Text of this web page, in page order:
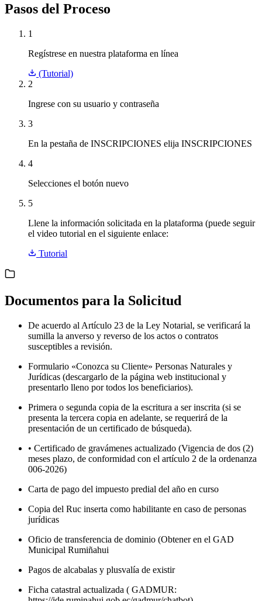
Pasos del Proceso
1
Regístrese en nuestra plataforma en línea
(Tutorial)
2
Ingrese con su usuario y contraseña
3
En la pestaña de INSCRIPCIONES elija INSCRIPCIONES
4
Selecciones el botón nuevo
5
Llene la información solicitada en la plataforma (puede seguir
el video tutorial en el siguiente enlace:
Tutorial
Documentos para la Solicitud
De acuerdo al Artículo 23 de la Ley Notarial, se verificará la
sumilla la anverso y reverso de los actos o contratos
susceptibles a revisión.
Formulario «Conozca su Cliente» Personas Naturales y
Jurídicas (descargarlo de la página web institucional y
presentarlo lleno por todos los beneficiarios).
Primera o segunda copia de la escritura a ser inscrita (si se
presenta la tercera copia en adelante, se requerirá de la
presentación de un certificado de búsqueda).
• Certificado de gravámenes actualizado (Vigencia de dos (2)
meses plazo, de conformidad con el artículo 2 de la ordenanza
006-2026)
Carta de pago del impuesto predial del año en curso
Copia del Ruc inserta como habilitante en caso de personas
jurídicas
Oficio de transferencia de dominio (Obtener en el GAD
Municipal Rumiñahui
Pagos de alcabalas y plusvalía de existir
Ficha catastral actualizada ( GADMUR: